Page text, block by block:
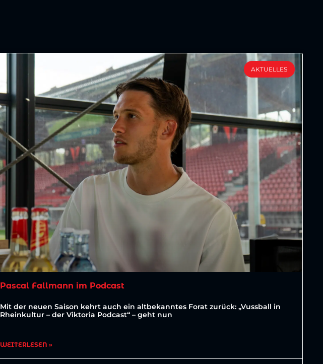
AKTUELLES
Pascal Fallmann im Podcast
Mit der neuen Saison kehrt auch ein altbekanntes Forat zurück: „Vussball in
Rheinkultur – der Viktoria Podcast“ – geht nun
WEITERLESEN »